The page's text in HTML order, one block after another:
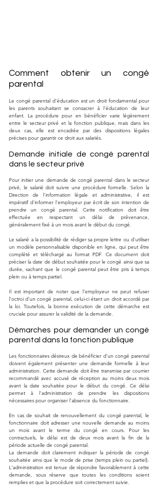
Comment obtenir un congé
parental
Le congé parental d'éducation est un droit fondamental pour
les parents souhaitant se consacrer à l'éducation de leur
enfant. La procédure pour en bénéficier varie légèrement
entre le secteur privé et la fonction publique, mais dans les
deux cas, elle est encadrée par des dispositions légales
précises pour garantir ce droit aux salariés.
Demande initiale de congé parental
dans le secteur privé
Pour initier une demande de congé parental dans le secteur
privé, le salarié doit suivre une procédure formelle. Selon la
Direction de l'information légale et administrative, il est
impératif d'informer l'employeur par écrit de son intention de
prendre un congé parental. Cette notification doit être
effectuée en respectant un délai de prévenance,
généralement fixé à un mois avant le début du congé.
Le salarié a la possibilité de rédiger sa propre lettre ou d'utiliser
un modèle personnalisable disponible en ligne, qui peut être
complété et téléchargé au format PDF. Ce document doit
préciser la date de début souhaitée pour le congé ainsi que sa
durée, sachant que le congé parental peut être pris à temps
plein ou à temps partiel.
Il est important de noter que l'employeur ne peut refuser
l'octroi d'un congé parental, celui-ci étant un droit accordé par
la loi. Toutefois, la bonne exécution de cette démarche est
cruciale pour assurer la validité de la demande.
Démarches pour demander un congé
parental dans la fonction publique
Les fonctionnaires désireux de bénéficier d'un congé parental
doivent également présenter une demande formelle à leur
administration. Cette demande doit être transmise par courrier
recommandé avec accusé de réception au moins deux mois
avant la date souhaitée pour le début du congé. Ce délai
permet à l'administration de prendre les dispositions
nécessaires pour organiser l'absence du fonctionnaire.
En cas de souhait de renouvellement du congé parental, le
fonctionnaire doit adresser une nouvelle demande au moins
un mois avant le terme du congé en cours. Pour les
contractuels, le délai est de deux mois avant la fin de la
période actuelle de congé parental.
La demande doit clairement indiquer la période de congé
souhaitée ainsi que le mode de prise (temps plein ou partiel).
L'administration est tenue de répondre favorablement à cette
demande, sous réserve que toutes les conditions soient
remplies et que la procédure soit correctement suivie.